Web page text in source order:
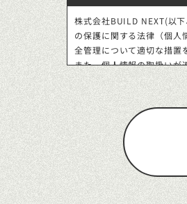
株式会社BUILD NEXT(以
の保護に関する法律（個人
全管理について適切な措置
また、個人情報の取扱いが
取り組んでまいります。具
個人情報の利用目的
当社は、お預かりしたお
・当社の各種商品やサー
・提携先企業の各種商品や
・その他、上記業務に関連
個人情報の管理体制